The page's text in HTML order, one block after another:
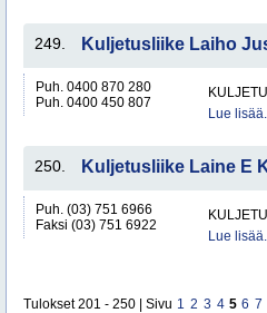
249. Kuljetusliike Laiho
Puh. 0400 870 280
Puh. 0400 450 807
Lue
250. Kuljetusliike Laine E
Puh. (03) 751 6966
Faksi (03) 751 6922
Lue
Tulokset 201 - 250 | Sivu 1 2 3 4 5 6 7